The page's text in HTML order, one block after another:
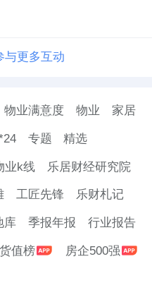
与更多互动
物业满意度 物业 家居
专题 精选
业k线 乐居财经研究院
工匠先锋 乐财札记
库 季报年报 行业报告
值榜 房企500强